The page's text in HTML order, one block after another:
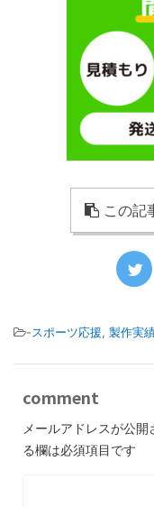
この記
-スポーツ応援, 製作実
comment
メールアドレスが公開
る欄は必須項目です